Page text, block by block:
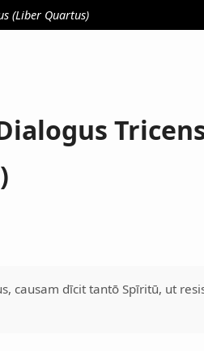
(Liber Quartus)
causam dīcit tantō Spīritū, ut